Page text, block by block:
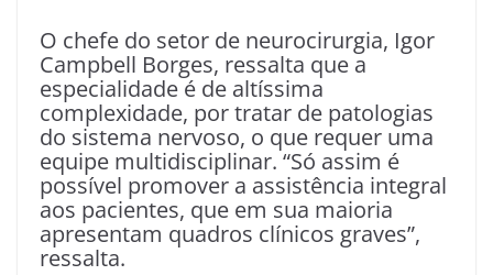
O chefe do setor de neurocirurgia, Igor
Campbell Borges, ressalta que a
especialidade é de altíssima
complexidade, por tratar de patologias
do sistema nervoso, o que requer uma
equipe multidisciplinar. “Só assim é
possível promover a assistência integral
aos pacientes, que em sua maioria
apresentam quadros clínicos graves”,
ressalta.